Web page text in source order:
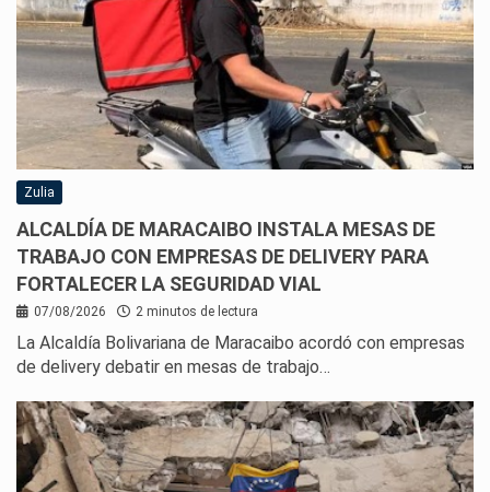
Zulia
ALCALDÍA DE MARACAIBO INSTALA MESAS DE
TRABAJO CON EMPRESAS DE DELIVERY PARA
FORTALECER LA SEGURIDAD VIAL
07/08/2026 2 minutos de lectura
La Alcaldía Bolivariana de Maracaibo acordó con empresas
de delivery debatir en mesas de trabajo…